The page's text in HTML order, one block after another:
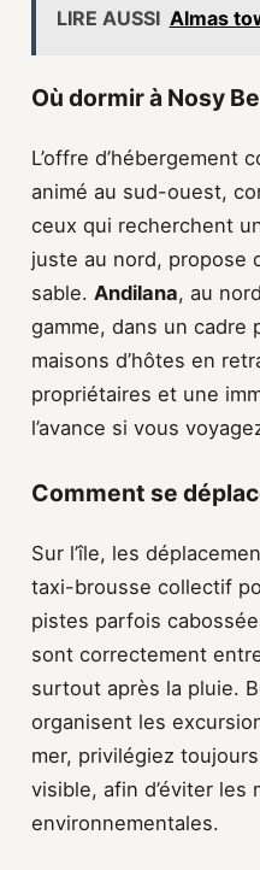
LIRE AUSSI Almas
Où dormir à Nosy
L’offre
animé au sud-ouest,
ceux qui recherchent
juste au nord, propose
sable. Andilana, au
gamme, dans un cadre
maisons d’hôtes en
propriétaires et une
l’avance si vous
Comment se
Sur l’île, les
taxi-brousse collectif
pistes parfois
sont correctement
surtout après la pluie.
organisent les
mer, privilégiez
visible, afin d’éviter
environnementales.